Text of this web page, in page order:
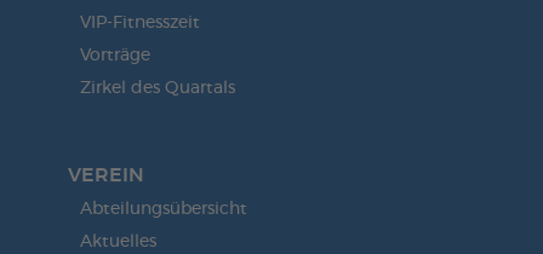
VIP-Fitnesszeit
Vorträge
Zirkel des Quartals
VEREIN
Abteilungsübersicht
Aktuelles